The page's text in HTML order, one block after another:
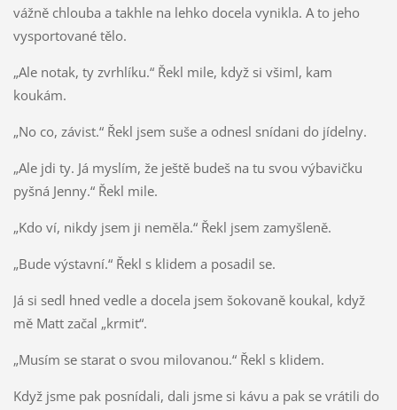
vážně chlouba a takhle na lehko docela vynikla. A to jeho
vysportované tělo.
„Ale notak, ty zvrhlíku.“ Řekl mile, když si všiml, kam
koukám.
„No co, závist.“ Řekl jsem suše a odnesl snídani do jídelny.
„Ale jdi ty. Já myslím, že ještě budeš na tu svou výbavičku
pyšná Jenny.“ Řekl mile.
„Kdo ví, nikdy jsem ji neměla.“ Řekl jsem zamyšleně.
„Bude výstavní.“ Řekl s klidem a posadil se.
Já si sedl hned vedle a docela jsem šokovaně koukal, když
mě Matt začal „krmit“.
„Musím se starat o svou milovanou.“ Řekl s klidem.
Když jsme pak posnídali, dali jsme si kávu a pak se vrátili do